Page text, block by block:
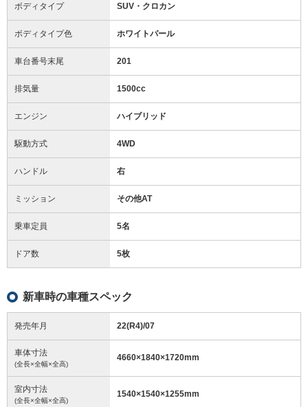
ボディタイプ SUV・クロカン
ボディタイプ色 ホワイトパール
車台番号末尾 201
排気量 1500cc
エンジン ハイブリッド
駆動方式 4WD
ハンドル 右
ミッション その他AT
乗車定員 5名
ドア数 5枚
新車時の車種スペック
発売年月 22(R4)/07
車体寸法
(全長×全幅×全高)
4660×1840×1720mm
室内寸法
(全長×全幅×全高)
1540×1540×1255mm